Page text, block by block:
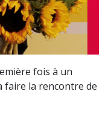
fois à un
faire la rencontre de